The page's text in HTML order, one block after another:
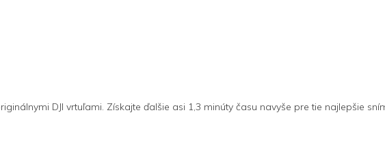
DJI vrtuľami. Získajte ďalšie asi 1,3 minúty času navyše pre tie najlepšie